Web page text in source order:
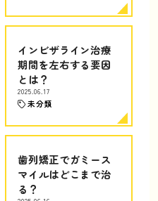
インビザライン治療
期間を左右する要因
とは？
2025.06.17
未分類
歯列矯正でガミース
マイルはどこまで治
る？